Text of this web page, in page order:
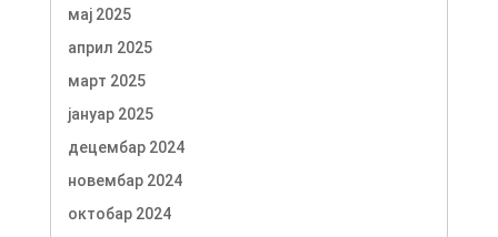
мај 2025
април 2025
март 2025
јануар 2025
децембар 2024
новембар 2024
октобар 2024